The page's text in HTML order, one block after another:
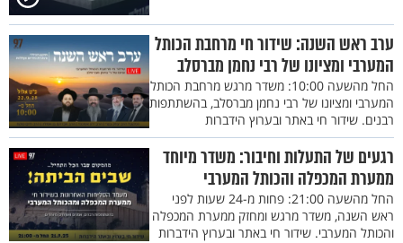
ערב ראש השנה: שידור חי מרחבת הכותל
המערבי ומציונו של רבי נחמן מברסלב
החל מהשעה 10:00: משדר מרגש מרחבת הכותל
המערבי ומציונו של רבי נחמן מברסלב, בהשתתפות
רבנים. שידור חי באתר ובערוץ הידברות
רגעים של התעלות וחיבור: משדר מיוחד
ממערת המכפלה והכותל המערבי
החל מהשעה 21:00: פחות מ-24 שעות לפני
ראש השנה, משדר מרגש ומחזק ממערת המכפלה
והכותל המערבי. שידור חי באתר ובערוץ הידברות